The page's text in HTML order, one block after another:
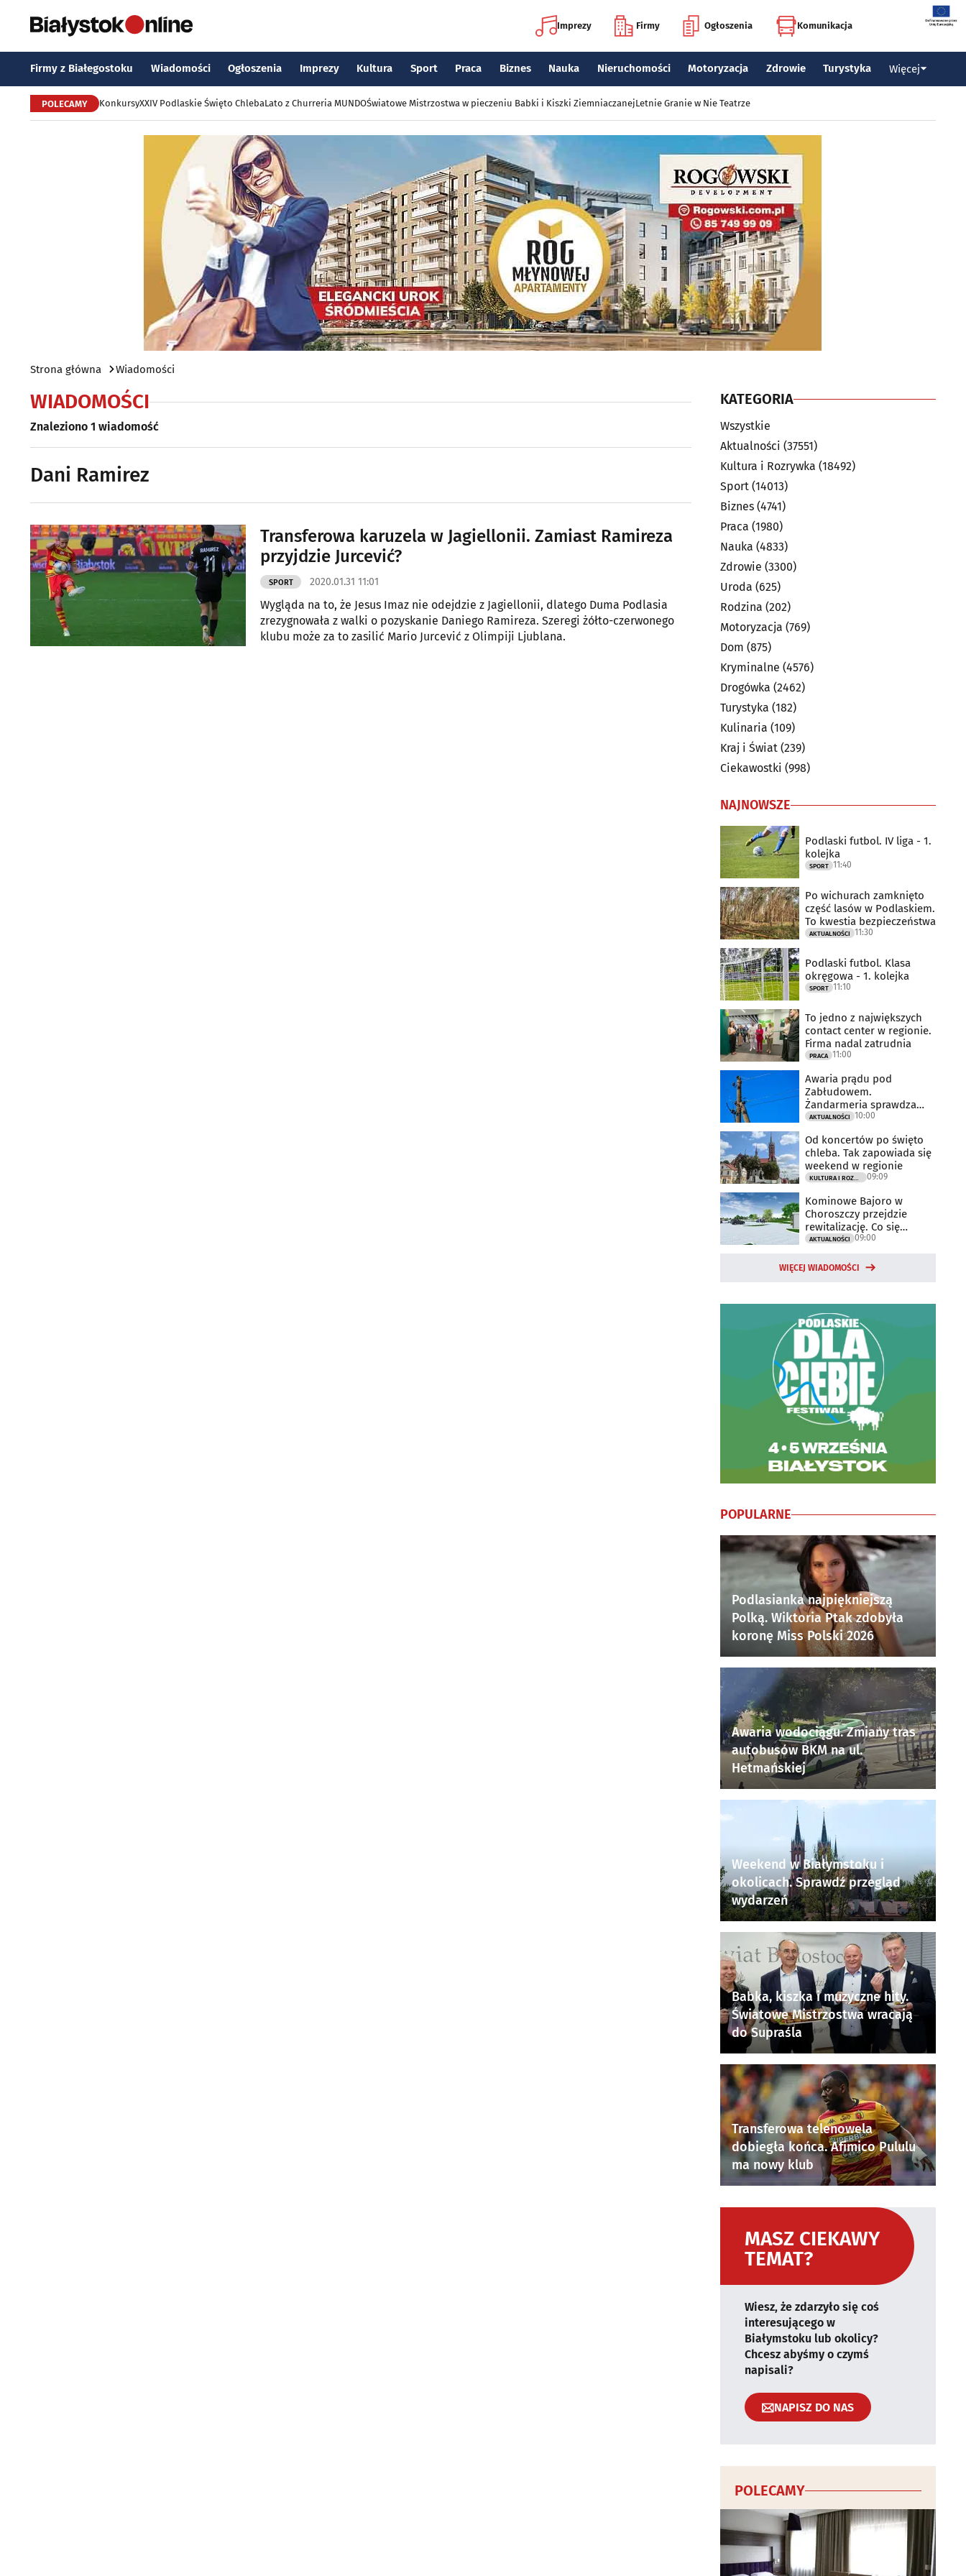
Imprezy Firmy Ogłoszenia Komunikacja
Firmy z Białegostoku Wiadomości Ogłoszenia Imprezy Kultura Sport Praca Biznes Nauka Nieruchomości Motoryzacja Zdrowie Turystyka Więcej
POLECAMY KonkursyXXIV Podlaskie Święto ChlebaLato z Churreria MUNDOŚwiatowe Mistrzostwa w pieczeniu Babki i Kiszki ZiemniaczanejLetnie Granie w Nie Teatrze
Strona główna Wiadomości
WIADOMOŚCI
Znaleziono 1 wiadomość
Dani Ramirez
Transferowa karuzela w Jagiellonii. Zamiast Ramireza
przyjdzie Jurcević?
SPORT 2020.01.31 11:01
Wygląda na to, że Jesus Imaz nie odejdzie z Jagiellonii, dlatego Duma Podlasia
zrezygnowała z walki o pozyskanie Daniego Ramireza. Szeregi żółto-czerwonego
klubu może za to zasilić Mario Jurcević z Olimpiji Ljublana.
KATEGORIA
Wszystkie
Aktualności (37551)
Kultura i Rozrywka (18492)
Sport (14013)
Biznes (4741)
Praca (1980)
Nauka (4833)
Zdrowie (3300)
Uroda (625)
Rodzina (202)
Motoryzacja (769)
Dom (875)
Kryminalne (4576)
Drogówka (2462)
Turystyka (182)
Kulinaria (109)
Kraj i Świat (239)
Ciekawostki (998)
NAJNOWSZE
Podlaski futbol. IV liga - 1.
kolejka
SPORT 11:40
Po wichurach zamknięto
część lasów w Podlaskiem.
To kwestia bezpieczeństwa
AKTUALNOŚCI 11:30
Podlaski futbol. Klasa
okręgowa - 1. kolejka
SPORT 11:10
To jedno z największych
contact center w regionie.
Firma nadal zatrudnia
PRACA 11:00
Awaria prądu pod
Zabłudowem.
Żandarmeria sprawdza
udział śmigłowca
AKTUALNOŚCI 10:00
Od koncertów po święto
chleba. Tak zapowiada się
weekend w regionie
09:09
Kominowe Bajoro w
Choroszczy przejdzie
rewitalizację. Co się
zmieni?
AKTUALNOŚCI 09:00
WIĘCEJ WIADOMOŚCI
POPULARNE
Podlasianka najpiękniejszą
Polką. Wiktoria Ptak zdobyła
koronę Miss Polski 2026
Awaria wodociągu. Zmiany tras
autobusów BKM na ul.
Hetmańskiej
Weekend w Białymstoku i
okolicach. Sprawdź przegląd
wydarzeń
Babka, kiszka i muzyczne hity.
Światowe Mistrzostwa wracają
do Supraśla
Transferowa telenowela
dobiegła końca. Afimico Pululu
ma nowy klub
MASZ CIEKAWY
TEMAT?
Wiesz, że zdarzyło się coś
interesującego w
Białymstoku lub okolicy?
Chcesz abyśmy o czymś
napisali?
NAPISZ DO NAS
POLECAMY